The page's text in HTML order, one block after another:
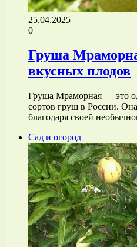
25.04.2025
0
Груша
вкусных плодов
Груша Мраморная — это
сортов груш в России.
благодаря своей
Сад и огород